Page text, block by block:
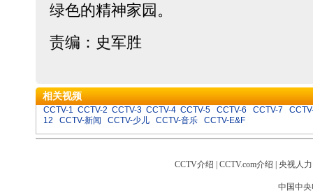
绿色的精神家园。
责编：史军胜
相关视频
CCTV-1 CCTV-2 CCTV-3 CCTV-4 CCTV-5 CCTV-6 CCTV-7
12
CCTV-新闻 CCTV-少儿 CCTV-音乐 CCTV-E&F
CCTV介绍 CCTV.com介绍 央视人
中国中